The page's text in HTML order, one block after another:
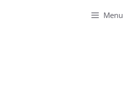
Menu